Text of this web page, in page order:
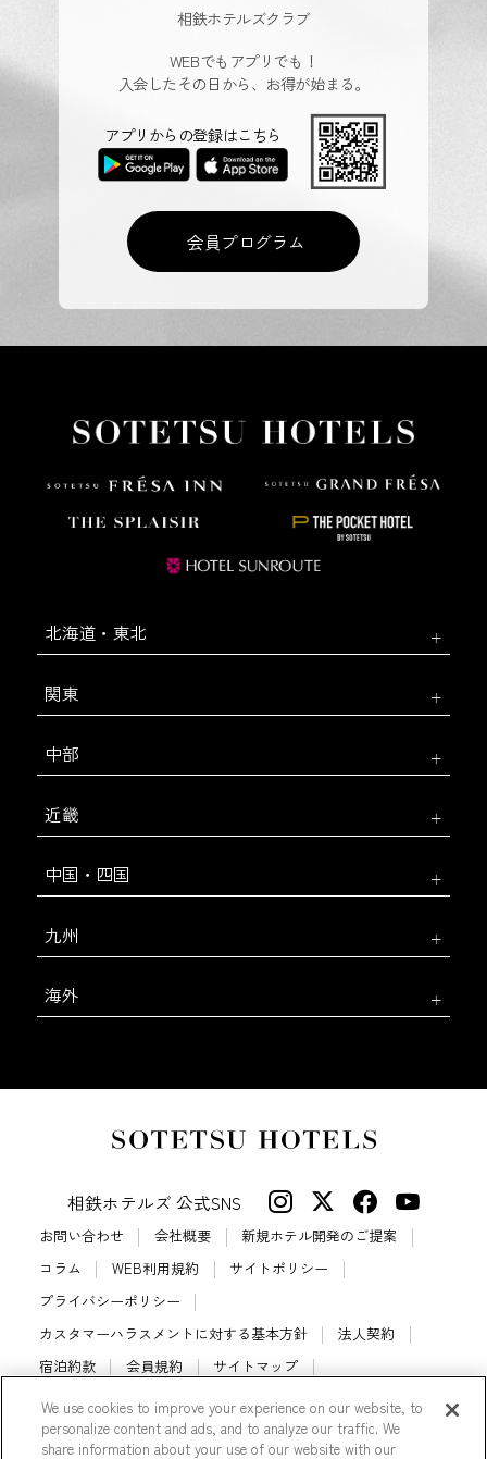
相鉄ホテルズクラブ
WEBでもアプリでも！
入会したその日から、お得が始まる。
会員プログラム
アプリからの登録はこちら
北海道・東北
関東
中部
近畿
中国・四国
九州
海外
相鉄ホテルズ 公式SNS
お問い合わせ 会社概要
新規ホテル開発のご提案
コラム
WEB利用規約
サイトポリシー
プライバシーポリシー
カスタマーハラスメントに対する基本方針
法人契約
宿泊約款
会員規約
サイトマップ
相鉄ホテルズ パートナーホテル加盟募集のご案内
採用情報
Cookie Settings
We use cookies to improve your experience on our website, to
personalize content and ads, and to analyze our traffic. We
share information about your use of our website with our